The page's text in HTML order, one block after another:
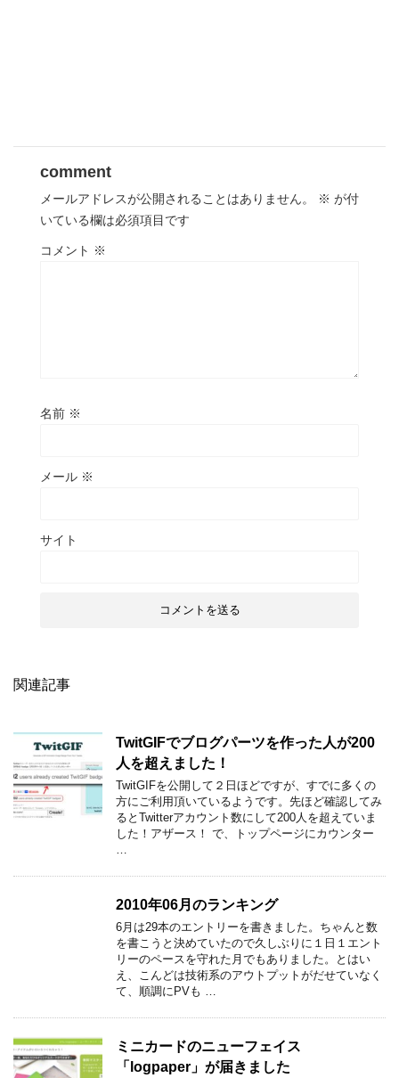
comment
メールアドレスが公開されることはありません。 ※ が付
いている欄は必須項目です
コメント ※
名前 ※
メール ※
サイト
関連記事
TwitGIFでブログパーツを作った人が200
人を超えました！
TwitGIFを公開して２日ほどですが、すでに多くの
方にご利用頂いているようです。先ほど確認してみ
るとTwitterアカウント数にして200人を超えていま
した！アザース！ で、トップページにカウンター
…
2010年06月のランキング
6月は29本のエントリーを書きました。ちゃんと数
を書こうと決めていたので久しぶりに１日１エント
リーのペースを守れた月でもありました。とはい
え、こんどは技術系のアウトプットがだせていなく
て、順調にPVも …
ミニカードのニューフェイス
「logpaper」が届きました